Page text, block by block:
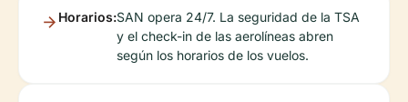
Horarios:SAN opera 24/7. La seguridad de la TSA
y el check-in de las aerolíneas abren
según los horarios de los vuelos.